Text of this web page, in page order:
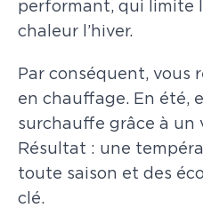
performant, qui limite
chaleur l’hiver.
Par conséquent, vous
en chauffage. En été,
surchauffe grâce à un
Résultat : une
toute saison et des
clé.